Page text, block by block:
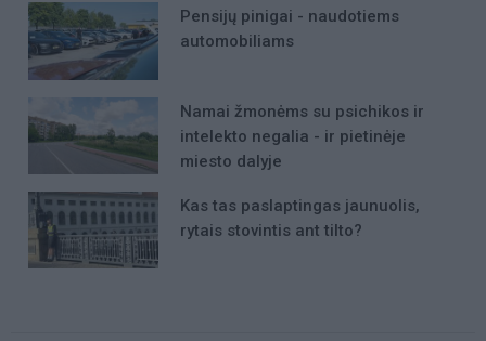
Pensijų pinigai - naudotiems
automobiliams
Namai žmonėms su psichikos ir
intelekto negalia - ir pietinėje
miesto dalyje
Kas tas paslaptingas jaunuolis,
rytais stovintis ant tilto?